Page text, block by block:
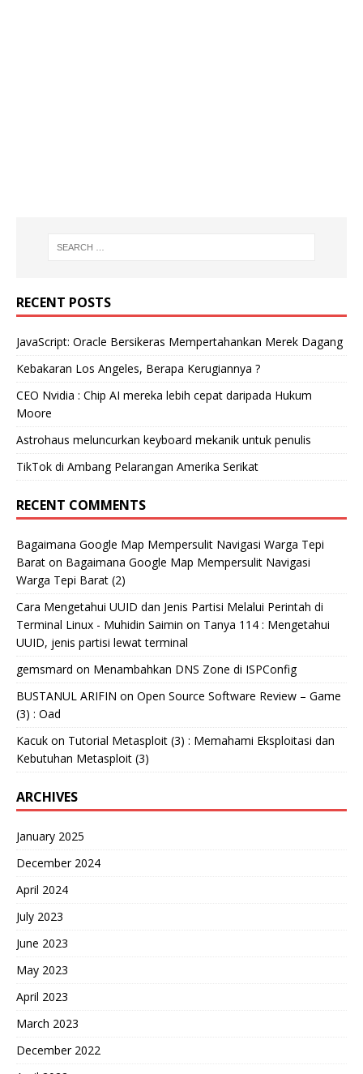
RECENT POSTS
JavaScript: Oracle Bersikeras Mempertahankan Merek Dagang
Kebakaran Los Angeles, Berapa Kerugiannya ?
CEO Nvidia : Chip AI mereka lebih cepat daripada Hukum
Moore
Astrohaus meluncurkan keyboard mekanik untuk penulis
TikTok di Ambang Pelarangan Amerika Serikat
RECENT COMMENTS
Bagaimana Google Map Mempersulit Navigasi Warga Tepi
Barat on Bagaimana Google Map Mempersulit Navigasi
Warga Tepi Barat (2)
Cara Mengetahui UUID dan Jenis Partisi Melalui Perintah di
Terminal Linux - Muhidin Saimin on Tanya 114 : Mengetahui
UUID, jenis partisi lewat terminal
gemsmard on Menambahkan DNS Zone di ISPConfig
BUSTANUL ARIFIN on Open Source Software Review – Game
(3) : Oad
Kacuk on Tutorial Metasploit (3) : Memahami Eksploitasi dan
Kebutuhan Metasploit (3)
ARCHIVES
January 2025
December 2024
April 2024
July 2023
June 2023
May 2023
April 2023
March 2023
December 2022